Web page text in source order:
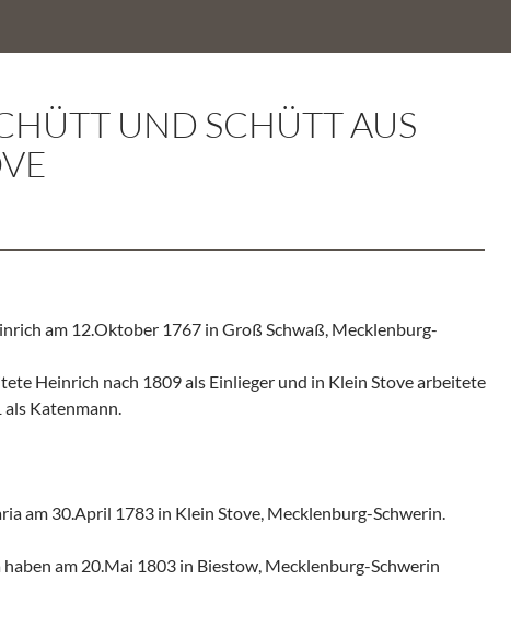
UND SCHÜTT AUS
am 12.Oktober 1767 in Groß Schwaß, Mecklenburg-
Heinrich nach 1809 als Einlieger und in Klein Stove arbeitete
Katenmann.
am 30.April 1783 in Klein Stove, Mecklenburg-Schwerin.
am 20.Mai 1803 in Biestow, Mecklenburg-Schwerin